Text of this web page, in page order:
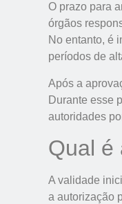
O prazo para
órgãos
No entanto, é
períodos de
Após a
Durante esse
autoridades
Qual é
A validade
a autorização